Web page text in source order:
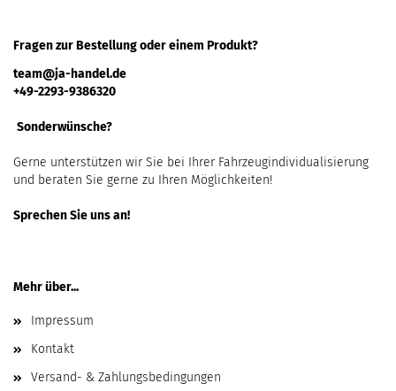
Fragen zur Bestellung oder einem Produkt?
team@ja-handel.de
+49-2293-9386320
Sonderwünsche?
Gerne unterstützen wir Sie bei Ihrer Fahrzeugindividualisierung
und beraten Sie gerne zu Ihren Möglichkeiten!
Sprechen Sie uns an!
Mehr über...
Impressum
Kontakt
Versand- & Zahlungsbedingungen